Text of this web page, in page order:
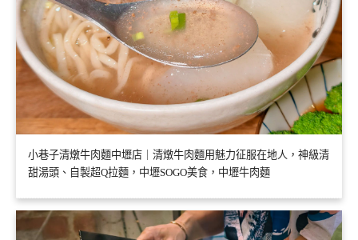
小巷子清燉牛肉麵中壢店｜清燉牛肉麵用魅力征服在地人，神級清
甜湯頭、自製超Q拉麵，中壢SOGO美食，中壢牛肉麵